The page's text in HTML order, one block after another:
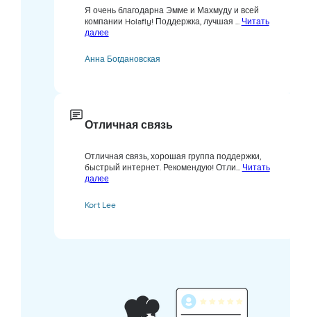
Я очень благодарна Эмме и Махмуду и всей
компании Holafly! Поддержка, лучшая ... Читать
далее
Анна Богдановская
Отличная связь
Отличная связь, хорошая группа поддержки,
быстрый интернет. Рекомендую! Отли... Читать
далее
Kort Lee